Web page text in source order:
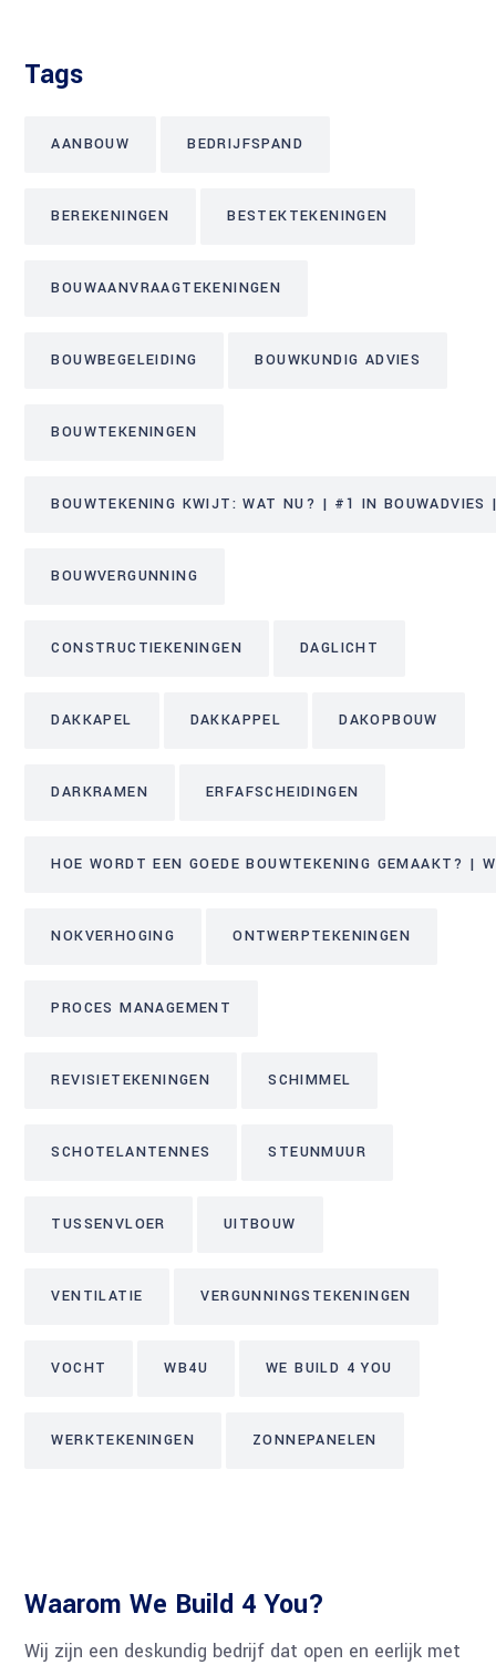
Tags
AANBOUW BEDRIJFSPAND
BEREKENINGEN BESTEKTEKENINGEN
BOUWAANVRAAGTEKENINGEN
BOUWBEGELEIDING BOUWKUNDIG ADVIES
BOUWTEKENINGEN
BOUWTEKENING KWIJT: WAT NU? | #1 IN BOUWADVIES
BOUWVERGUNNING
CONSTRUCTIEKENINGEN DAGLICHT
DAKKAPEL DAKKAPPEL DAKOPBOUW
DARKRAMEN ERFAFSCHEIDINGEN
HOE WORDT EEN GOEDE BOUWTEKENING GEMAAKT? |
NOKVERHOGING ONTWERPTEKENINGEN
PROCES MANAGEMENT
REVISIETEKENINGEN SCHIMMEL
SCHOTELANTENNES STEUNMUUR
TUSSENVLOER UITBOUW
VENTILATIE VERGUNNINGSTEKENINGEN
VOCHT WB4U WE BUILD 4 YOU
WERKTEKENINGEN ZONNEPANELEN
Waarom We Build 4 You?
Wij zijn een deskundig bedrijf dat open en eerlijk met